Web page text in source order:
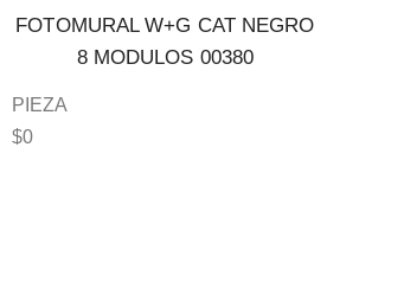
FOTOMURAL W+G CAT NEGRO
8 MODULOS 00380
PIEZA
$0